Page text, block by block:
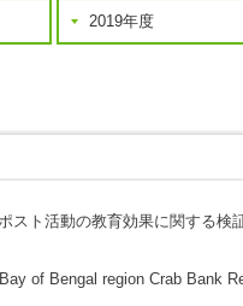
2019年度
スト活動の教育効果に関する検
of Bengal region Crab Bank